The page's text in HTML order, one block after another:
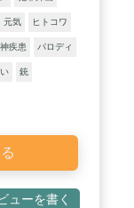
元気 ヒトコワ
疾患 パロディ
銃
ューを書く